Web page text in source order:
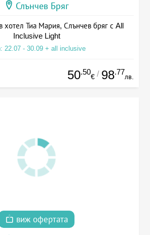
Слънчев Бряг
хотел Тиа Мария, Слънчев бряг с All
Inclusive Light
22.07 - 30.09 + all inclusive
50.50
€ / 98.77
лв.
виж офертата